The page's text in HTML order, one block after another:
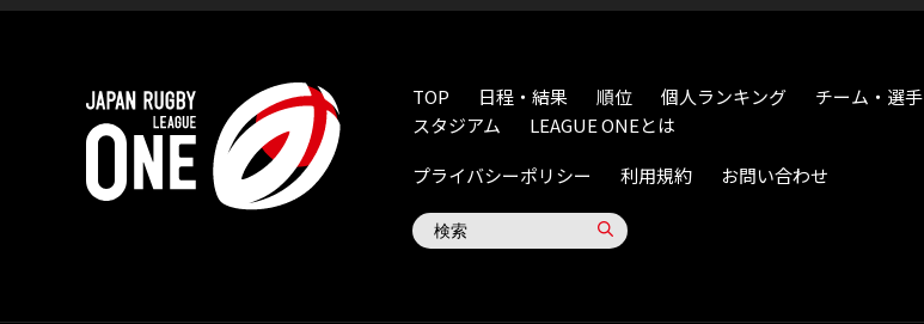
TOP 日程・結果 順位 個人ランキング チーム・選手
スタジアム
LEAGUE ONEとは
プライバシーポリシー
利用規約 お問い合わせ